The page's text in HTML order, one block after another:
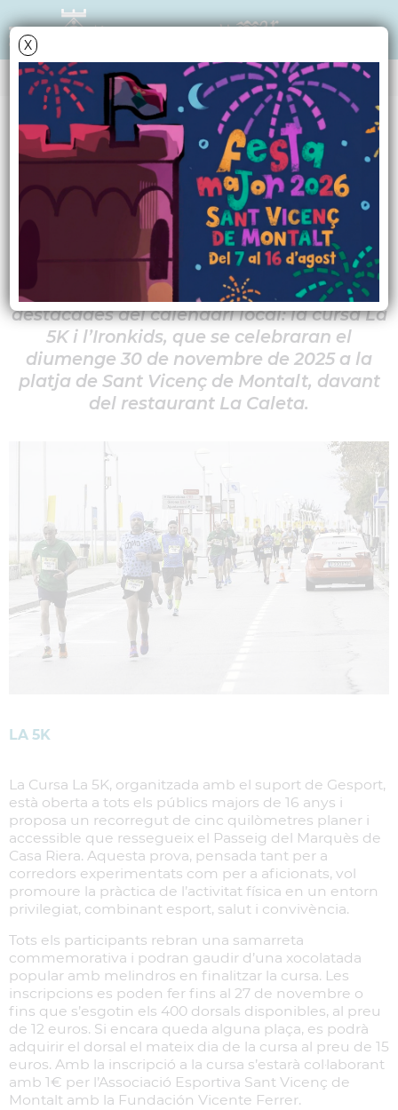
X
NOTÍCIES - ACTUALITAT
Nova edició de la
cursa La 5K i l'Ironkids
Ja estan obertes les inscripcions per
participar en dues cites esportives
destacades del calendari local: la cursa La
5K i l’Ironkids, que se celebraran el
diumenge 30 de novembre de 2025 a la
platja de Sant Vicenç de Montalt, davant
del restaurant La Caleta.
LA 5K
La Cursa La 5K, organitzada amb el suport de Gesport,
està oberta a tots els públics majors de 16 anys i
proposa un recorregut de cinc quilòmetres planer i
accessible que ressegueix el Passeig del Marquès de
Casa Riera. Aquesta prova, pensada tant per a
corredors experimentats com per a aficionats, vol
promoure la pràctica de l’activitat física en un entorn
privilegiat, combinant esport, salut i convivència.
Tots els participants rebran una samarreta
commemorativa i podran gaudir d’una xocolatada
popular amb melindros en finalitzar la cursa. Les
inscripcions es poden fer fins al 27 de novembre o
fins que s’esgotin els 400 dorsals disponibles, al preu
de 12 euros. Si encara queda alguna plaça, es podrà
adquirir el dorsal el mateix dia de la cursa al preu de 15
euros. Amb la inscripció a la cursa s’estarà col·laborant
amb 1€ per l’Associació Esportiva Sant Vicenç de
Montalt amb la Fundación Vicente Ferrer.